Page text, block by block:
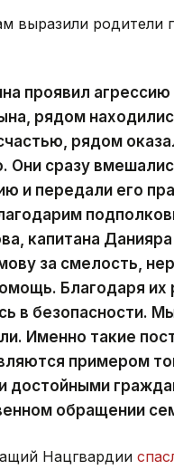
выразили родители
проявил агрессию
рядом
рядом
Они сразу
и передали его
капитана
за смелость,
Благодаря
в безопасности.
Именно такие
примером
достойными
обращении
Нацгвардии